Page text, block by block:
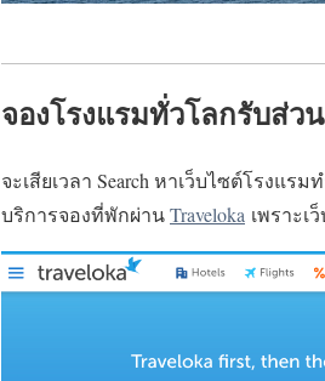
จองโรงแรมทั่วโลกรับส่ว
จะเสียเวลา Search หาเว็บไซต์โรงแร
บริการจองที่พักผ่านTraveloka เพราะ